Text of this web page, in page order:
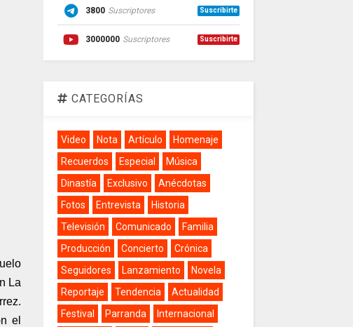
La
el
3800 Suscriptores Suscribirte
3000000 Suscriptores Suscribirte
CATEGORÍAS
Video Nota Artículo
Homenaje
Recuerdos
Especial
Música
Dinastía
Exclusivo
Anécdotas
Fotos
Entrevista
Historia
Televisión
Comunicado
Familia
Producción
Concierto
Crónica
Seguidores
Lanzamiento
Novela
Reportaje
Tendencia
Actualidad
Festival
Parranda
Internacional